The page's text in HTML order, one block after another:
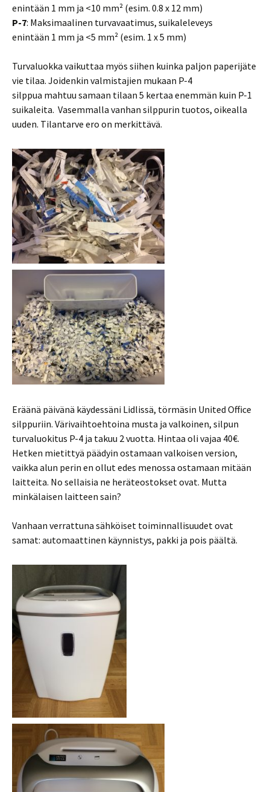
enintään 1 mm ja <10 mm² (esim. 0.8 x 12 mm)
P-7: Maksimaalinen turvavaatimus, suikaleleveys
enintään 1 mm ja <5 mm² (esim. 1 x 5 mm)
Turvaluokka vaikuttaa myös siihen kuinka paljon paperijäte
vie tilaa. Joidenkin valmistajien mukaan P-4
silppua mahtuu samaan tilaan 5 kertaa enemmän kuin P-1
suikaleita. Vasemmalla vanhan silppurin tuotos, oikealla
uuden. Tilantarve ero on merkittävä.
Eräänä päivänä käydessäni Lidlissä, törmäsin United Office
silppuriin. Värivaihtoehtoina musta ja valkoinen, silpun
turvaluokitus P-4 ja takuu 2 vuotta. Hintaa oli vajaa 40€.
Hetken mietittyä päädyin ostamaan valkoisen version,
vaikka alun perin en ollut edes menossa ostamaan mitään
laitteita. No sellaisia ne heräteostokset ovat. Mutta
minkälaisen laitteen sain?
Vanhaan verrattuna sähköiset toiminnallisuudet ovat
samat: automaattinen käynnistys, pakki ja pois päältä.